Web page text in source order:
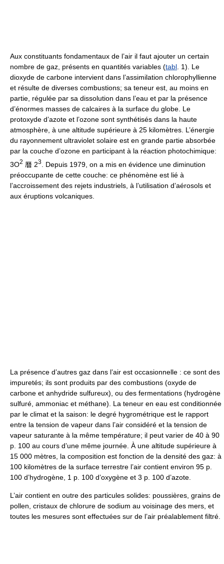
Aux constituants fondamentaux de l’air il faut ajouter un certain
nombre de gaz, présents en quantités variables (tabl. 1). Le
dioxyde de carbone intervient dans l’assimilation chlorophyllienne
et résulte de diverses combustions; sa teneur est, au moins en
partie, régulée par sa dissolution dans l’eau et par la présence
d’énormes masses de calcaires à la surface du globe. Le
protoxyde d’azote et l’ozone sont synthétisés dans la haute
atmosphère, à une altitude supérieure à 25 kilomètres. L’énergie
du rayonnement ultraviolet solaire est en grande partie absorbée
par la couche d’ozone en participant à la réaction photochimique:
3O2 曆 23
. Depuis 1979, on a mis en évidence une diminution
préoccupante de cette couche: ce phénomène est lié à
l’accroissement des rejets industriels, à l’utilisation d’aérosols et
aux éruptions volcaniques.
La présence d’autres gaz dans l’air est occasionnelle : ce sont des
impuretés; ils sont produits par des combustions (oxyde de
carbone et anhydride sulfureux), ou des fermentations (hydrogène
sulfuré, ammoniac et méthane). La teneur en eau est conditionnée
par le climat et la saison: le degré hygrométrique est le rapport
entre la tension de vapeur dans l’air considéré et la tension de
vapeur saturante à la même température; il peut varier de 40 à 90
p. 100 au cours d’une même journée. À une altitude supérieure à
15 000 mètres, la composition est fonction de la densité des gaz: à
100 kilomètres de la surface terrestre l’air contient environ 95 p.
100 d’hydrogène, 1 p. 100 d’oxygène et 3 p. 100 d’azote.
L’air contient en outre des particules solides: poussières, grains de
pollen, cristaux de chlorure de sodium au voisinage des mers, et
toutes les mesures sont effectuées sur de l’air préalablement filtré.